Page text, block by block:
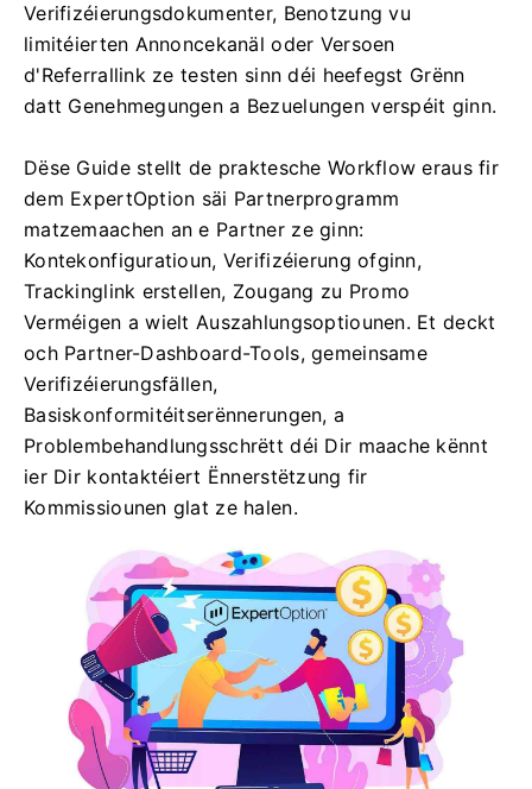
Verifizéierungsdokumenter, Benotzung vu
limitéierten Annoncekanäl oder Versoen
d'Referrallink ze testen sinn déi heefegst Grënn
datt Genehmegungen a Bezuelungen verspéit ginn.
Dëse Guide stellt de praktesche Workflow eraus fir
dem ExpertOption säi Partnerprogramm
matzemaachen an e Partner ze ginn:
Kontekonfiguratioun, Verifizéierung ofginn,
Trackinglink erstellen, Zougang zu Promo
Verméigen a wielt Auszahlungsoptiounen. Et deckt
och Partner-Dashboard-Tools, gemeinsame
Verifizéierungsfällen,
Basiskonformitéitserënnerungen, a
Problembehandlungsschrëtt déi Dir maache kënnt
ier Dir kontaktéiert Ënnerstëtzung fir
Kommissiounen glat ze halen.